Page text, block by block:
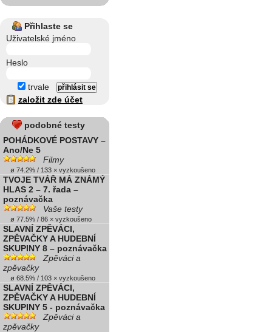
Přihlaste se
Uživatelské jméno
Heslo
trvale
založit zde účet
podobné testy
POHÁDKOVÉ POSTAVY –
Ano/Ne 5
Filmy
ø 74.2% / 133 × vyzkoušeno
TVOJE TVÁŘ MÁ ZNÁMÝ
HLAS 2 – 7. řada –
poznávačka
Vaše testy
ø 77.5% / 86 × vyzkoušeno
SLAVNÍ ZPĚVÁCI,
ZPĚVAČKY A HUDEBNÍ
SKUPINY 8 – poznávačka
Zpěváci a
zpěvačky
ø 68.5% / 103 × vyzkoušeno
SLAVNÍ ZPĚVÁCI,
ZPĚVAČKY A HUDEBNÍ
SKUPINY 5 - poznávačka
Zpěváci a
zpěvačky